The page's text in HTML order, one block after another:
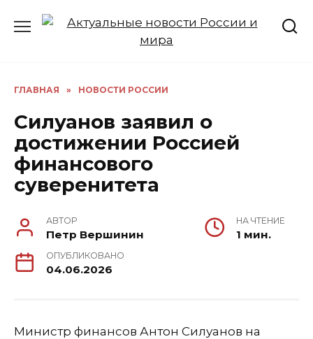
ГЛАВНАЯ » НОВОСТИ РОССИИ
Силуанов заявил о
достижении Россией
финансового
суверенитета
АВТОР
Петр Вершинин
НА ЧТЕНИЕ
1 мин.
ОПУБЛИКОВАНО
04.06.2026
Министр финансов Антон Силуанов на